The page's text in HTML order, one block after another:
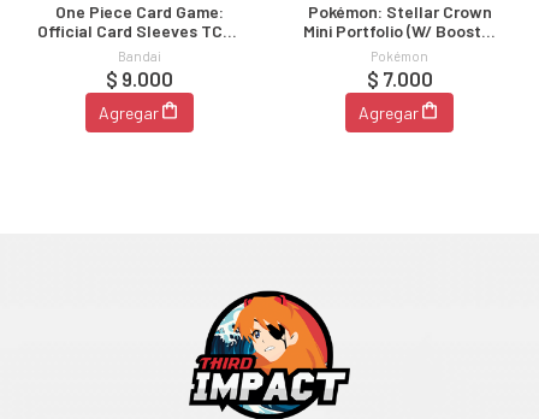
One Piece Card Game:
Official Card Sleeves TCG+
Store Edition Vol.1
Bandai
$ 9.000
Agregar
Pokémon: Stellar Crown
Mini Portfolio (w/ Booster
Q3 24)
Pokémon
$ 7.000
Agregar